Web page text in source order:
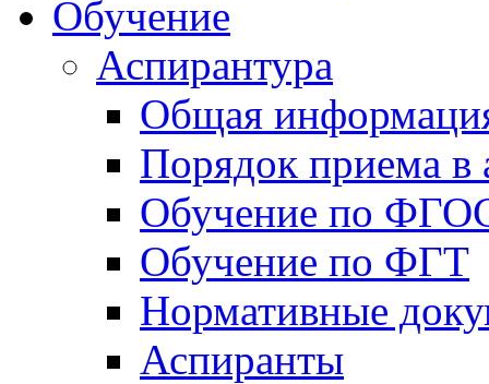
Обучение
Аспирантура
Общая
Порядок приема в
Обучение по
Обучение по ФГТ
Нормативные
Аспиранты